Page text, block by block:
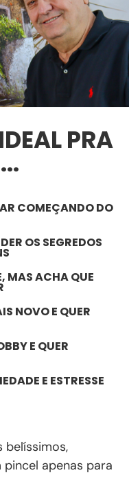
PRA
COMEÇANDO DO
OS SEGREDOS
MAS ACHA QUE
NOVO E QUER
E QUER
E ESTRESSE
belíssimos,
apenas para